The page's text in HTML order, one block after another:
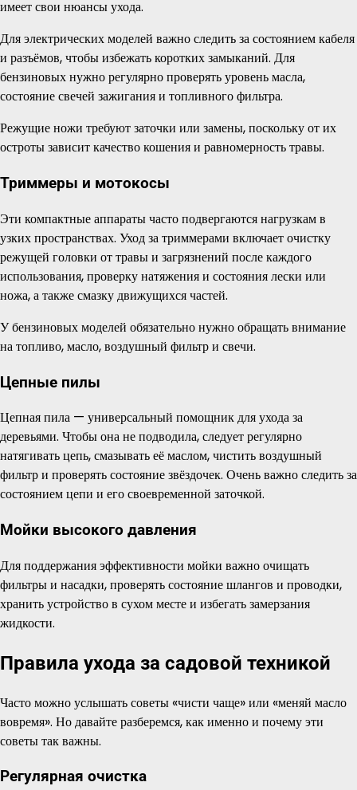
имеет свои нюансы ухода.
Для электрических моделей важно следить за состоянием кабеля
и разъёмов, чтобы избежать коротких замыканий. Для
бензиновых нужно регулярно проверять уровень масла,
состояние свечей зажигания и топливного фильтра.
Режущие ножи требуют заточки или замены, поскольку от их
остроты зависит качество кошения и равномерность травы.
Триммеры и мотокосы
Эти компактные аппараты часто подвергаются нагрузкам в
узких пространствах. Уход за триммерами включает очистку
режущей головки от травы и загрязнений после каждого
использования, проверку натяжения и состояния лески или
ножа, а также смазку движущихся частей.
У бензиновых моделей обязательно нужно обращать внимание
на топливо, масло, воздушный фильтр и свечи.
Цепные пилы
Цепная пила — универсальный помощник для ухода за
деревьями. Чтобы она не подводила, следует регулярно
натягивать цепь, смазывать её маслом, чистить воздушный
фильтр и проверять состояние звёздочек. Очень важно следить за
состоянием цепи и его своевременной заточкой.
Мойки высокого давления
Для поддержания эффективности мойки важно очищать
фильтры и насадки, проверять состояние шлангов и проводки,
хранить устройство в сухом месте и избегать замерзания
жидкости.
Правила ухода за садовой техникой
Часто можно услышать советы «чисти чаще» или «меняй масло
вовремя». Но давайте разберемся, как именно и почему эти
советы так важны.
Регулярная очистка